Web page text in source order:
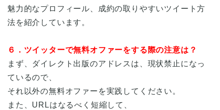
魅力的なプロフィール、成約の取りやすいツイート方
法を紹介しています。
６．ツイッターで無料オファーをする際の注意は？
まず、ダイレクト出版のアドレスは、現状禁止になっ
ているので、
それ以外の無料オファーを実践してください。
また、URLはなるべく短縮して、